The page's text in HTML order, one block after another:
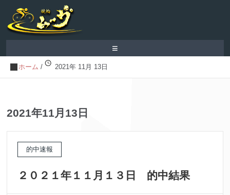
≡
ホーム / 2021年 11月 13日
2021年11月13日
的中速報
２０２１年１１月１３日 的中結果